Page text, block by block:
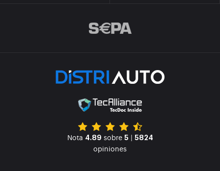
Nota 4.89 sobre 5 | 5824
opiniones